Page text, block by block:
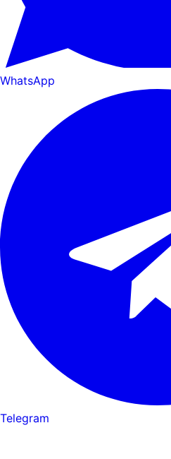
WhatsApp
Telegram